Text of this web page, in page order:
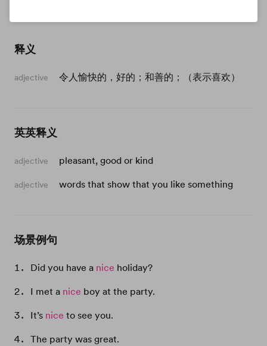
释义
adjective 令人愉快的，好的；和善的；（表示喜欢）
英英释义
adjective pleasant, good or kind
adjective words that show that you like something
场景例句
Did you have a nice holiday?
I met a nice boy at the party.
It’s nice to see you.
The party was great.